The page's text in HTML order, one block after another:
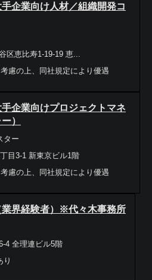
手企業向け人材／組織開発コ
恵比寿1-19-19 恵...
慮の上、同社規定により優遇
手企業向けプロジェクトマネ
）
ター
目3-1 新東京ビル1階
慮の上、同社規定により優遇
界経験者）※代々木事務所
4 全理連ビル5階
り